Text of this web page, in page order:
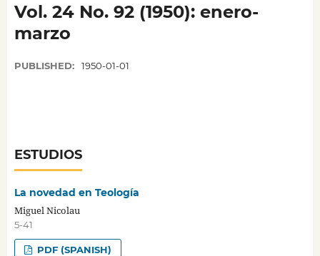
Vol. 24 No. 92 (1950): enero-
marzo
PUBLISHED: 1950-01-01
ESTUDIOS
La novedad en Teología
Miguel Nicolau
5-41
PDF (SPANISH)